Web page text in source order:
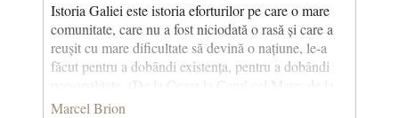
Istoria Galiei este istoria eforturilor pe care o mare
comunitate, care nu a fost niciodată o rasă și care a
reușit cu mare dificultate să devină o națiune, le-a
făcut pentru a dobândi existența, pentru a dobândi
personalitate. (De la Cezar la Carol cel Mare: de la
origini până în anul 1000) © CCC
Marcel Brion